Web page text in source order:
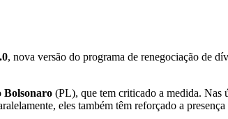
, nova versão do programa de renegociação de
Bolsonaro (PL), que tem criticado a medida. Nas
eles também têm reforçado a